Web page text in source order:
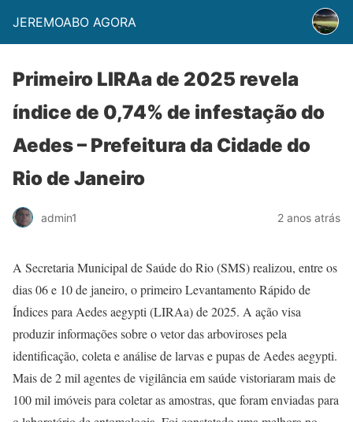
JEREMOABO AGORA
Primeiro LIRAa de 2025 revela
índice de 0,74% de infestação do
Aedes – Prefeitura da Cidade do
Rio de Janeiro
admin1 2 anos atrás
A Secretaria Municipal de Saúde do Rio (SMS) realizou, entre os
dias 06 e 10 de janeiro, o primeiro Levantamento Rápido de
Índices para Aedes aegypti (LIRAa) de 2025. A ação visa
produzir informações sobre o vetor das arboviroses pela
identificação, coleta e análise de larvas e pupas de Aedes aegypti.
Mais de 2 mil agentes de vigilância em saúde vistoriaram mais de
100 mil imóveis para coletar as amostras, que foram enviadas para